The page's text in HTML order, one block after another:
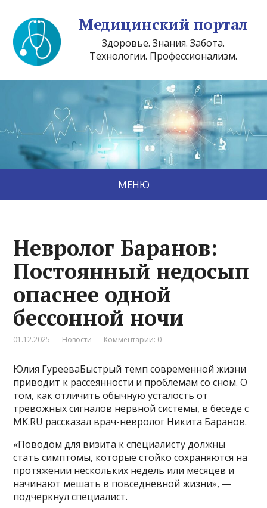
Медицинский портал
Здоровье. Знания. Забота.
Технологии. Профессионализм.
МЕНЮ
Невролог Баранов:
Постоянный недосып
опаснее одной
бессонной ночи
01.12.2025 Новости Комментарии: 0
Юлия ГурееваБыстрый темп современной жизни
приводит к рассеянности и проблемам со сном. О
том, как отличить обычную усталость от
тревожных сигналов нервной системы, в беседе с
MK.RU рассказал врач-невролог Никита Баранов.
«Поводом для визита к специалисту должны
стать симптомы, которые стойко сохраняются на
протяжении нескольких недель или месяцев и
начинают мешать в повседневной жизни», —
подчеркнул специалист.